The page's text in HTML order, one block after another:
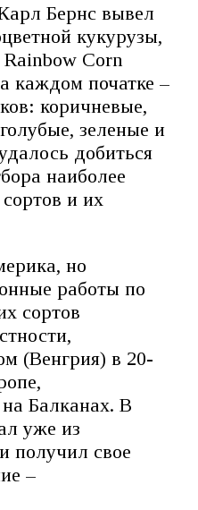
Бернс вывел
кукурузы,
Corn
каждом початке –
коричневые,
зеленые и
добиться
наиболее
и их
но
работы по
сортов
(Венгрия) в 20-
Балканах. В
уже из
получил свое
–